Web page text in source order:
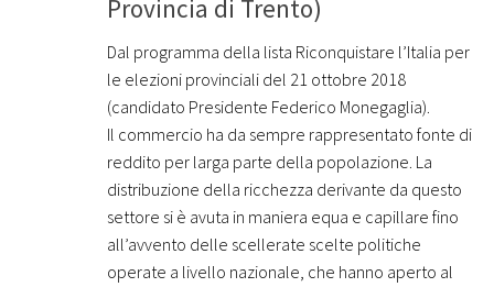
Provincia di Trento)
Dal programma della lista Riconquistare l’Italia per
le elezioni provinciali del 21 ottobre 2018
(candidato Presidente Federico Monegaglia).
Il commercio ha da sempre rappresentato fonte di
reddito per larga parte della popolazione. La
distribuzione della ricchezza derivante da questo
settore si è avuta in maniera equa e capillare fino
all’avvento delle scellerate scelte politiche
operate a livello nazionale, che hanno aperto al